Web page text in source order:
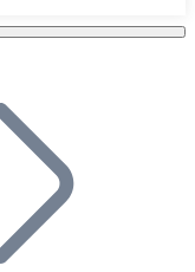
y permite que